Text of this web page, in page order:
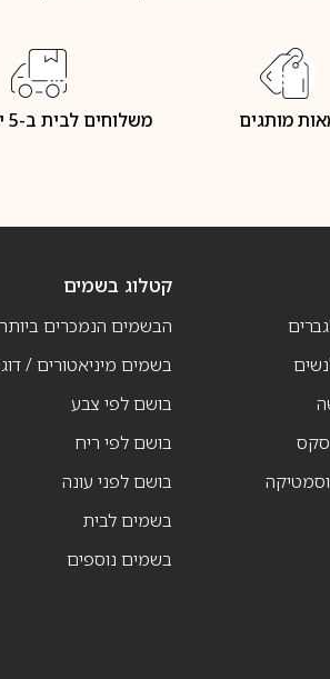
מותגים משלוחים לבית ב-5 ימי עסקים
קטלוג בשמים
הבשמים הנמכרים ביותר
בשמים מיניאטורים /
בושם לפי צבע
בושם לפי ריח
בושם לפני עונה
בשמים לבית
בשמים נוספים